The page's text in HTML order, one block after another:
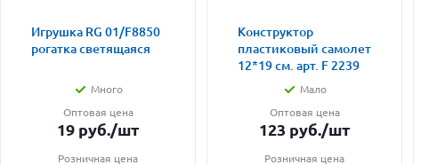
Игрушка RG 01/F8850
рогатка светящаяся
Много
Оптовая цена
19 руб./шт
Розничная цена
Конструктор
пластиковый самолет
12*19 см. арт. F 2239
Мало
Оптовая цена
123 руб./шт
Розничная цена